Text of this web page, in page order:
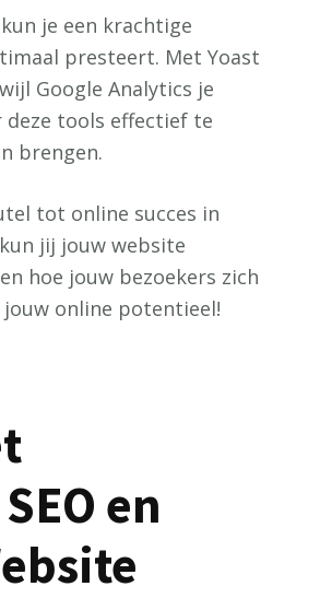
je een krachtige
presteert. Met Yoast
Google Analytics je
tools effectief te
brengen.
tot online succes in
jij jouw website
hoe jouw bezoekers zich
jouw online potentieel!
en